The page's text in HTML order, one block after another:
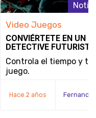
Video Juegos
CONVIÉRTETE EN UN
DETECTIVE
SE REVELA EL MODO
JUEGO Y LA FECHA DE
LANZAMIENTO DE
Controla el tiempo y tu
juego.
Hace 2 años